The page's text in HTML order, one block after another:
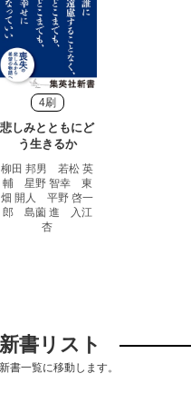
4刷
悲しみとともにど
う生きるか
柳田 邦男 若松 英
輔 星野 智幸 東
畑 開人 平野 啓一
郎 島薗 進 入江
杏
書リスト
書一覧に移動します。